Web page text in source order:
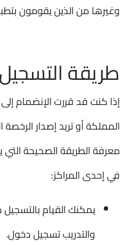
وغيرها من الذين يقومون
طريقة التسجيل
إذا كنت قد قررت الإنضمام
المملكة أو تريد إصدار
معرفة الطريقة الصحيحة التي
في إحدى المراكز:
يمكنك القيام
والتدريب تسجيل دخول.